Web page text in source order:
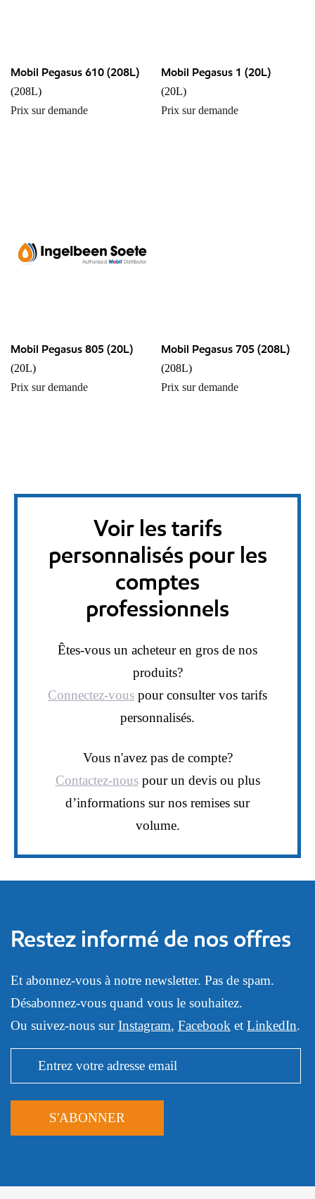
Mobil Pegasus 610 (208L)
(208L)
Prix sur demande
Mobil Pegasus 1 (20L)
(20L)
Prix sur demande
Mobil Pegasus 805 (20L)
(20L)
Prix sur demande
Mobil Pegasus 705 (208L)
(208L)
Prix sur demande
Voir les tarifs
personnalisés pour les
comptes
professionnels
Êtes-vous un acheteur en gros de nos
produits?
Connectez-vous pour consulter vos tarifs
personnalisés.
Vous n'avez pas de compte?
Contactez-nouspour un devis ou plus
d’informations sur nos remises sur
volume.
Restez informé de nos offres
Et abonnez-vous à notre newsletter. Pas de spam.
Désabonnez-vous quand vous le souhaitez.
Ou suivez-nous surInstagram, Facebook et LinkedIn.